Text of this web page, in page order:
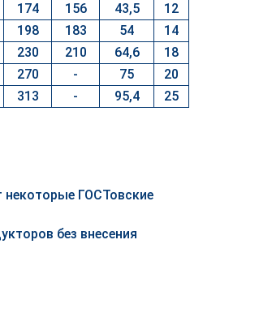
174 156 43,5
12
198 183 54
14
230 210 64,6
18
270 - 75
20
313 - 95,4 25
некоторые ГОСТовские
без внесения